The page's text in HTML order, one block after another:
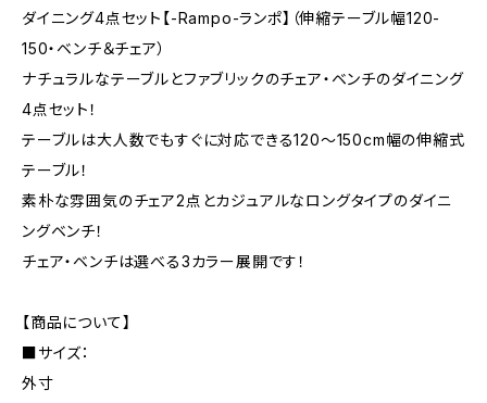
ダイニング4点セット【-Rampo-ランポ】（伸縮テーブル幅120-
150・ベンチ＆チェア）
ナチュラルなテーブルとファブリックのチェア・ベンチのダイニング
4点セット！
テーブルは大人数でもすぐに対応できる120〜150cm幅の伸縮式
テーブル！
素朴な雰囲気のチェア2点とカジュアルなロングタイプのダイニ
ングベンチ！
チェア・ベンチは選べる3カラー展開です！
【商品について】
■サイズ：
外寸